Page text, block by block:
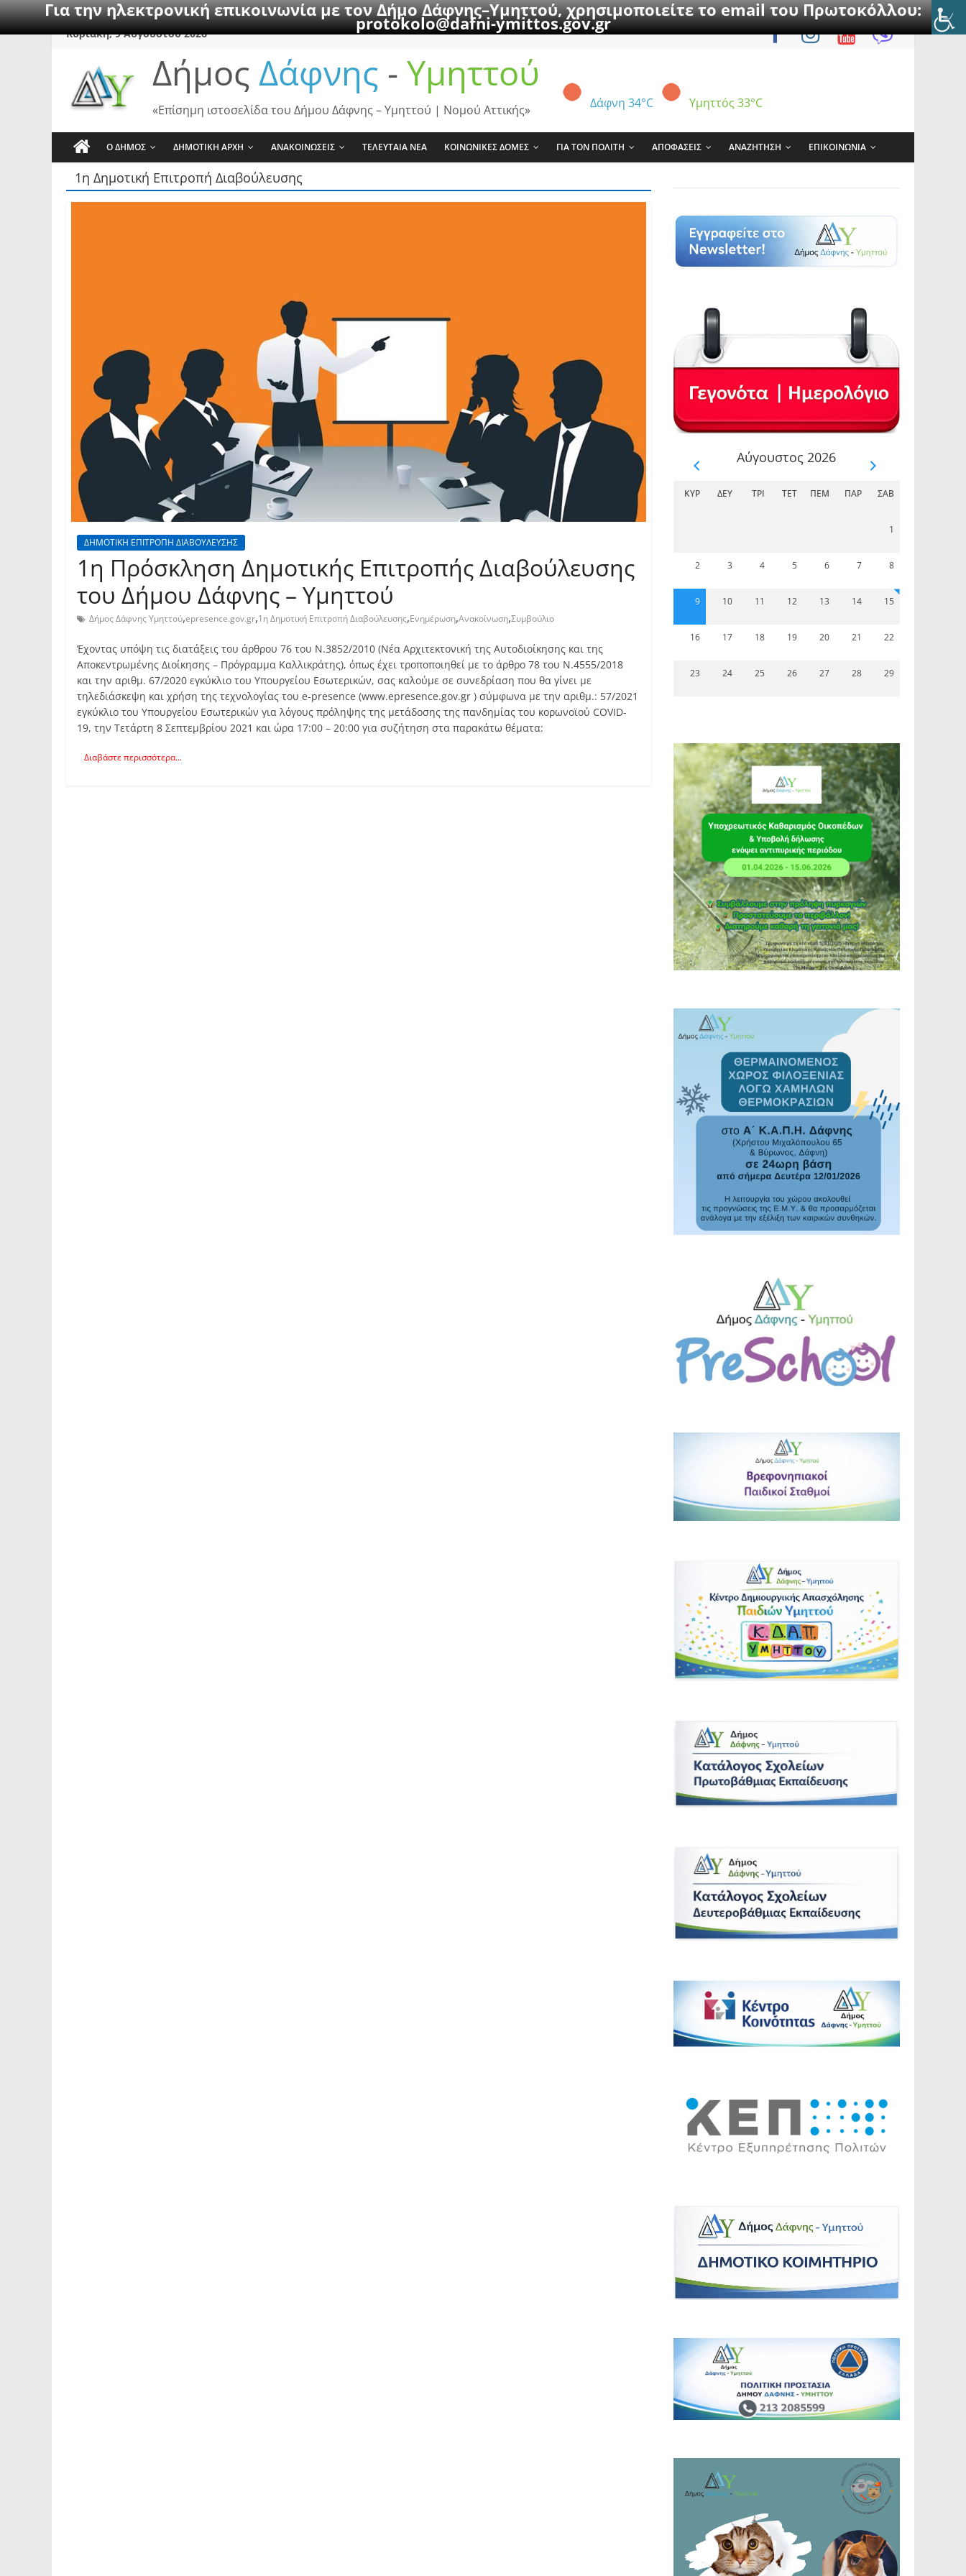
Για την ηλεκτρονική επικοινωνία με τον Δήμο Δάφνης–Υμηττού, χρησιμοποιείτε το email του Πρωτοκόλλου:
protokolo@dafni-ymittos.gov.gr
SkipΚυριακή, 9 Αυγούστου 2026
Δήμος Δάφνης - Υμηττού
Δάφνη 34°C Υμηττός 33°C
«Επίσημη ιστοσελίδα του Δήμου Δάφνης – Υμηττού | Νομού Αττικής»
Ο ΔΗΜΟΣ ΔΗΜΟΤΙΚΗ ΑΡΧΗ ΑΝΑΚΟΙΝΩΣΕΙΣ ΤΕΛΕΥΤΑΙΑ ΝΕΑ ΚΟΙΝΩΝΙΚΕΣ ΔΟΜΕΣ ΓΙΑ ΤΟΝ ΠΟΛΙΤΗ ΑΠΟΦΑΣΕΙΣ ΑΝΑΖΗΤΗΣΗ ΕΠΙΚΟΙΝΩΝΙΑ
1η Δημοτική Επιτροπή Διαβούλευσης
ΔΗΜΟΤΙΚΗ ΕΠΙΤΡΟΠΗ ΔΙΑΒΟΥΛΕΥΣΗΣ
1η Πρόσκληση Δημοτικής Επιτροπής Διαβούλευσης
του Δήμου Δάφνης – Υμηττού
Δήμος Δάφνης Υμηττού,epresence.gov.gr,1η Δημοτική Επιτροπή Διαβούλευσης,Ενημέρωση,Ανακοίνωση,Συμβούλιο
Έχοντας υπόψη τις διατάξεις του άρθρου 76 του Ν.3852/2010 (Νέα Αρχιτεκτονική της Αυτοδιοίκησης και της
Αποκεντρωμένης Διοίκησης – Πρόγραμμα Καλλικράτης), όπως έχει τροποποιηθεί με το άρθρο 78 του Ν.4555/2018
και την αριθμ. 67/2020 εγκύκλιο του Υπουργείου Εσωτερικών, σας καλούμε σε συνεδρίαση που θα γίνει με
τηλεδιάσκεψη και χρήση της τεχνολογίας του e-presence (www.epresence.gov.gr ) σύμφωνα με την αριθμ.: 57/2021
εγκύκλιο του Υπουργείου Εσωτερικών για λόγους πρόληψης της μετάδοσης της πανδημίας του κορωνοϊού COVID-
19, την Τετάρτη 8 Σεπτεμβρίου 2021 και ώρα 17:00 – 20:00 για συζήτηση στα παρακάτω θέματα:
Διαβάστε περισσότερα...
Αύγουστος 2026
ΚΥΡ ΔΕΥ ΤΡΊ ΤΕΤ ΠΈΜ ΠΑΡ ΣΆΒ
1
2 3 4 5 6 7 8
9 10 11 12 13 14 15
16 17 18 19 20 21 22
23 24 25 26 27 28 29